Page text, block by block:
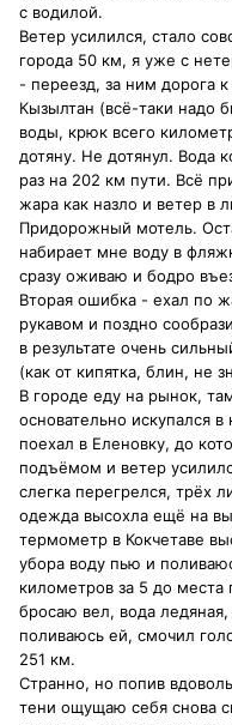
с водилой.
Ветер усилился, стало
города 50 км, я уже с
- переезд, за ним дорога
Кызылтан (всё-таки надо
воды, крюк всего
дотяну. Не дотянул. Вода
раз на 202 км пути. Всё
жара как назло и ветер в
Придорожный мотель.
набирает мне воду в
сразу оживаю и бодро
Вторая ошибка - ехал по
рукавом и поздно
в результате очень
(как от кипятка, блин, не
В городе еду на рынок,
основательно искупался
поехал в Еленовку, до
подъёмом и ветер
слегка перегрелся, трёх
одежда высохла ещё на
термометр в Кокчетаве
убора воду пью и
километров за 5 до
бросаю вел, вода
поливаюсь ей, смочил
251 км.
Странно, но попив
тени ощущаю себя снова